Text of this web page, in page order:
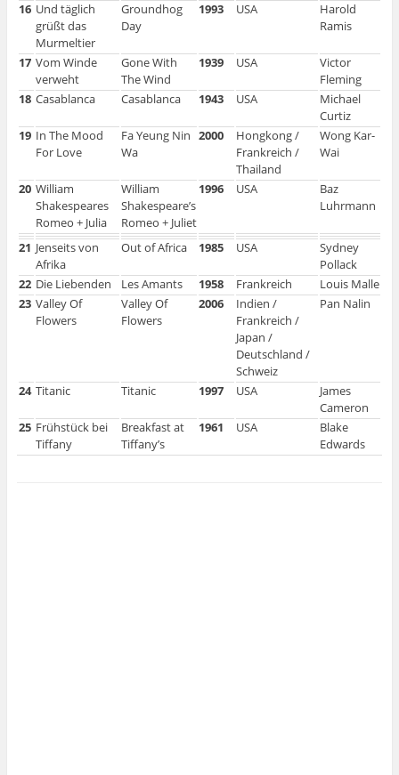
16 Und täglich
grüßt das
Murmeltier
Groundhog
Day
1993 USA
Harold
Ramis
17 Vom Winde
verweht
Gone With
The Wind
1939 USA
Victor
Fleming
18 Casablanca Casablanca 1943 USA
Michael
Curtiz
19 In The Mood
For Love
Fa Yeung Nin
Wa
2000
Hongkong /
Frankreich /
Thailand
Wong Kar-
Wai
20 William
Shakespeares
Romeo + Julia
William
Shakespeare’s
Romeo + Juliet
1996 USA
Baz
Luhrmann
21 Jenseits von
Afrika
Out of Africa 1985 USA
Sydney
Pollack
22 Die Liebenden Les Amants 1958 Frankreich
Louis Malle
23 Valley Of
Flowers
Valley Of
Flowers
2006
Indien /
Frankreich /
Japan /
Deutschland /
Schweiz
Pan Nalin
24 Titanic Titanic 1997 USA
James
Cameron
25 Frühstück bei
Tiffany
Breakfast at
Tiffany’s
1961 USA
Blake
Edwards